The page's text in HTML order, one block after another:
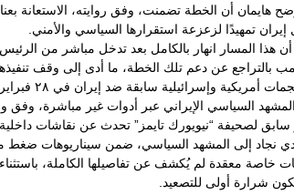
هايمان أن الخطة تضمنت، وفق روايته، الاستعانة
تمهيدًا لزعزعة استقرارها السياسي والأمني.
هذا المسار انهار بالكامل بعد تدخل مباشر من
بالتراجع عن دعم تلك الخطة، ما أدى إلى وقف
كما ربط هايمان
السياسي الإيراني عبر أدوات غير مباشرة، وفق
لصحيفة “نيويورك تايمز” تحدث عن نقاشات
نجاد إلى المشهد السياسي، ضمن سيناريوهات ضغط
معقدة لم يُكشف عن تفاصيلها الكاملة،
شرارة أولى للتصعيد.